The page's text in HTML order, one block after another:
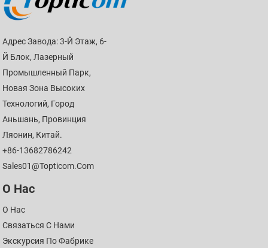
Адрес Завода: 3-Й Этаж, 6-
Й Блок, Лазерный
Промышленный Парк,
Новая Зона Высоких
Технологий, Город
Аньшань, Провинция
Ляонин, Китай.
+86-13682786242
Sales01@topticom.com
О Нас
О Нас
Связаться С Нами
Экскурсия По Фабрике